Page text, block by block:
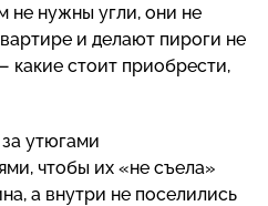
не нужны угли, они не
и делают пироги не
какие стоит приобрести,
утюгами
чтобы их «не съела»
а внутри не поселились